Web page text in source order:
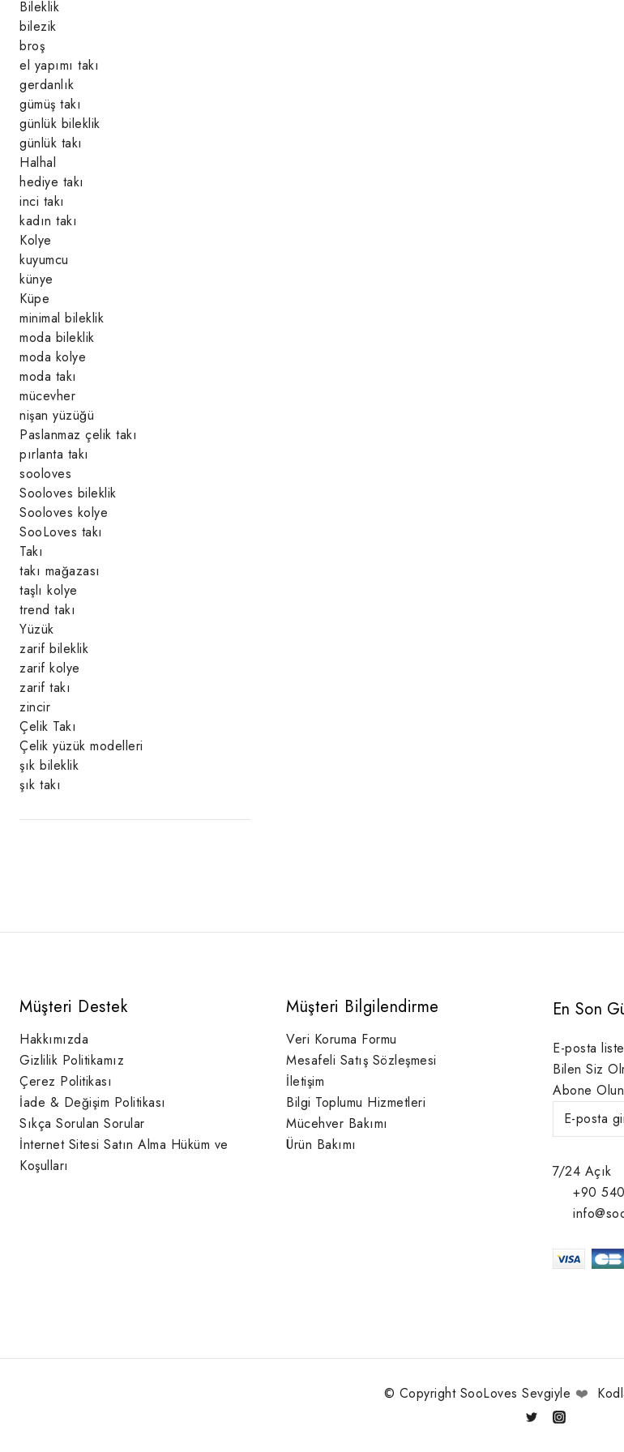
Bileklik
bilezik
broş
el yapımı takı
gerdanlık
gümüş takı
günlük bileklik
günlük takı
Halhal
hediye takı
inci takı
kadın takı
Kolye
kuyumcu
künye
Küpe
minimal bileklik
moda bileklik
moda kolye
moda takı
mücevher
nişan yüzüğü
Paslanmaz çelik takı
pırlanta takı
sooloves
Sooloves bileklik
Sooloves kolye
SooLoves takı
Takı
takı mağazası
taşlı kolye
trend takı
Yüzük
zarif bileklik
zarif kolye
zarif takı
zincir
Çelik Takı
Çelik yüzük modelleri
şık bileklik
şık takı
Müşteri Destek
Hakkımızda
Gizlilik Politikamız
Çerez Politikası
İade & Değişim Politikası
Sıkça Sorulan Sorular
İnternet Sitesi Satın Alma Hüküm ve
Koşulları
Müşteri Bilgilendirme
Veri Koruma Formu
Mesafeli Satış Sözleşmesi
İletişim
Bilgi Toplumu Hizmetleri
Mücehver Bakımı
Ürün Bakımı
En Son
E-posta
Bilen Siz
Abone Olun
7/24 Açık
+90
© Copyright SooLoves Sevgiyle ❤️